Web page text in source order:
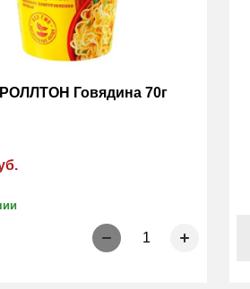
Говядина 70г
1